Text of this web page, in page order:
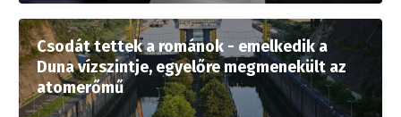
Csodát tettek a románok - emelkedik a
Duna vízszintje, egyelőre megmenekült az
atomerőmű